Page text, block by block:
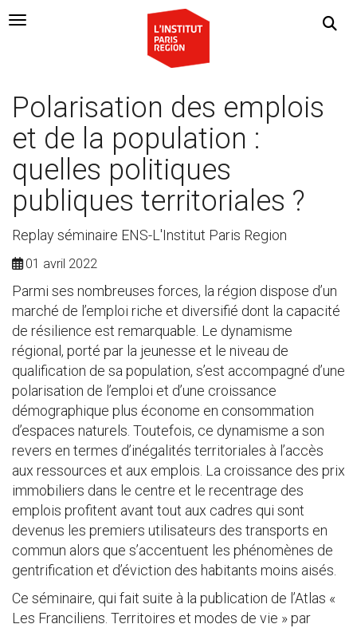
Navigation Toggle
Polarisation des emplois
et de la population :
quelles politiques
publiques territoriales ?
Replay séminaire ENS-L'Institut Paris Region
01 avril 2022
Parmi ses nombreuses forces, la région dispose d’un
marché de l’emploi riche et diversifié dont la capacité
de résilience est remarquable. Le dynamisme
régional, porté par la jeunesse et le niveau de
qualification de sa population, s’est accompagné d’une
polarisation de l’emploi et d’une croissance
démographique plus économe en consommation
d’espaces naturels. Toutefois, ce dynamisme a son
revers en termes d’inégalités territoriales à l’accès
aux ressources et aux emplois. La croissance des prix
immobiliers dans le centre et le recentrage des
emplois profitent avant tout aux cadres qui sont
devenus les premiers utilisateurs des transports en
commun alors que s’accentuent les phénomènes de
gentrification et d’éviction des habitants moins aisés.
Ce séminaire, qui fait suite à la publication de l’Atlas «
Les Franciliens. Territoires et modes de vie » par